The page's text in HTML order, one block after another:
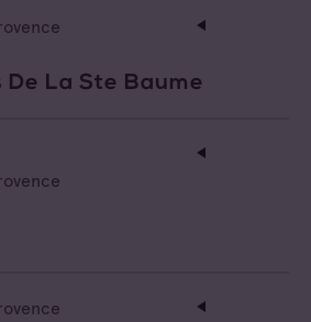
De La Ste Baume